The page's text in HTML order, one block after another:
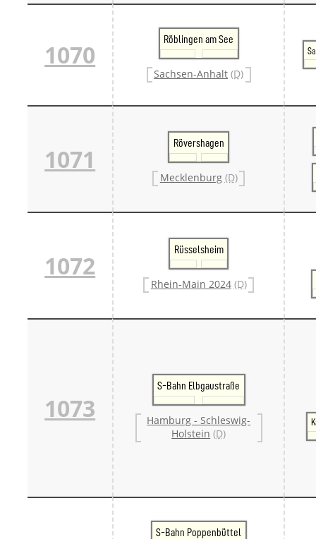
1070
Röblingen am See
Sachsen-Anhalt (D)
1071
Rövershagen
Mecklenburg (D)
1072
Rüsselsheim
Rhein-Main 2024 (D)
1073
S-Bahn Elbgaustraße
Hamburg - Schleswig-
Holstein (D)
S-Bahn Poppenbüttel